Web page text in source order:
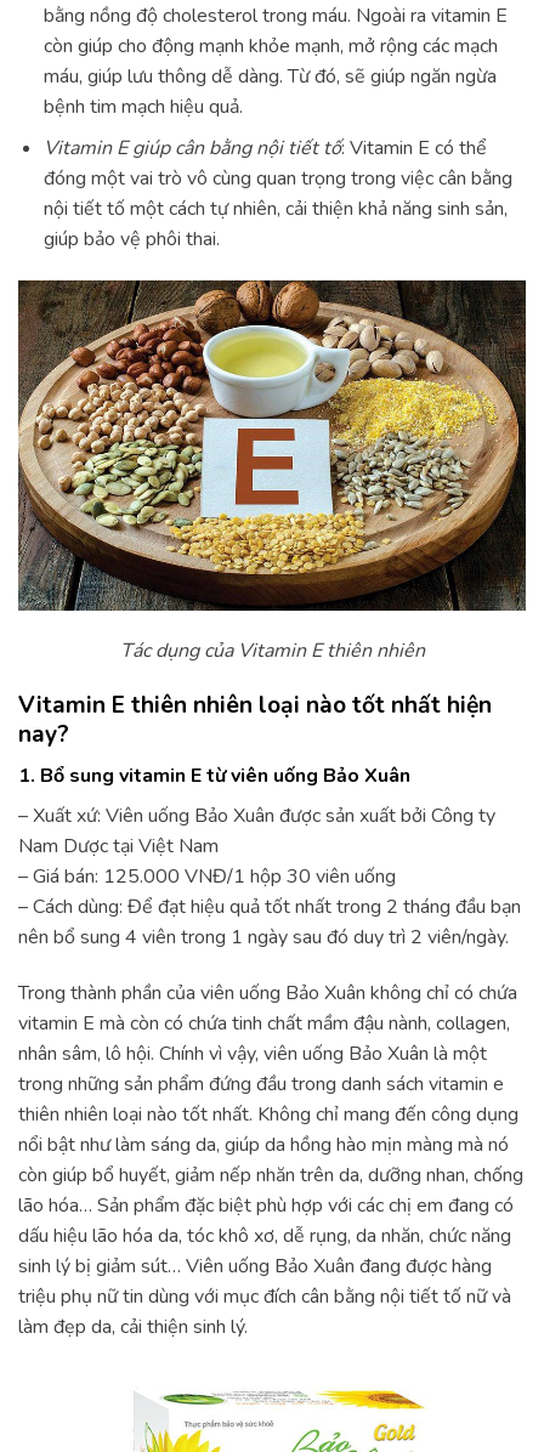
bằng nồng độ cholesterol trong máu. Ngoài ra vitamin E
còn giúp cho động mạnh khỏe mạnh, mở rộng các mạch
máu, giúp lưu thông dễ dàng. Từ đó, sẽ giúp ngăn ngừa
bệnh tim mạch hiệu quả.
Vitamin E giúp cân bằng nội tiết tố: Vitamin E có thể
đóng một vai trò vô cùng quan trọng trong việc cân bằng
nội tiết tố một cách tự nhiên, cải thiện khả năng sinh sản,
giúp bảo vệ phôi thai.
Tác dụng của Vitamin E thiên nhiên
Vitamin E thiên nhiên loại nào tốt nhất hiện
nay?
1. Bổ sung vitamin E từ viên uống Bảo Xuân
– Xuất xứ: Viên uống Bảo Xuân được sản xuất bởi Công ty
Nam Dược tại Việt Nam
– Giá bán: 125.000 VNĐ/1 hộp 30 viên uống
– Cách dùng: Để đạt hiệu quả tốt nhất trong 2 tháng đầu bạn
nên bổ sung 4 viên trong 1 ngày sau đó duy trì 2 viên/ngày.
Trong thành phần của viên uống Bảo Xuân không chỉ có chứa
vitamin E mà còn có chứa tinh chất mầm đậu nành, collagen,
nhân sâm, lô hội. Chính vì vậy, viên uống Bảo Xuân là một
trong những sản phẩm đứng đầu trong danh sách vitamin e
thiên nhiên loại nào tốt nhất. Không chỉ mang đến công dụng
nổi bật như làm sáng da, giúp da hồng hào mịn màng mà nó
còn giúp bổ huyết, giảm nếp nhăn trên da, dưỡng nhan, chống
lão hóa… Sản phẩm đặc biệt phù hợp với các chị em đang có
dấu hiệu lão hóa da, tóc khô xơ, dễ rụng, da nhăn, chức năng
sinh lý bị giảm sút… Viên uống Bảo Xuân đang được hàng
triệu phụ nữ tin dùng với mục đích cân bằng nội tiết tố nữ và
làm đẹp da, cải thiện sinh lý.